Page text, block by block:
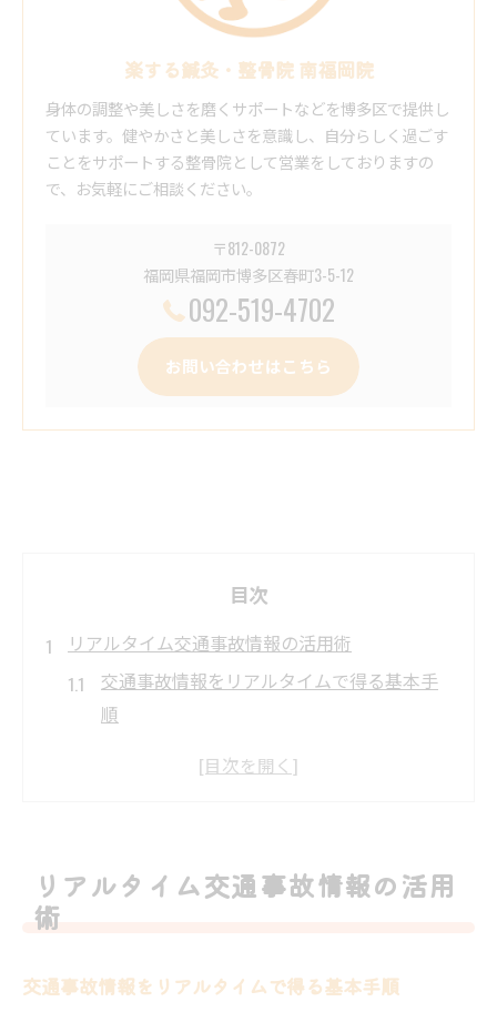
楽する鍼灸・整骨院 南福岡院
身体の調整や美しさを磨くサポートなどを博多区で提供し
ています。健やかさと美しさを意識し、自分らしく過ごす
ことをサポートする整骨院として営業をしておりますの
で、お気軽にご相談ください。
〒812-0872
福岡県福岡市博多区春町3-5-12
092-519-4702
お問い合わせはこちら
目次
リアルタイム交通事故情報の活用術
交通事故情報をリアルタイムで得る基本手
順
リアルタイム交通事故情報の正確な調べ方
ト
リアルタイム交通事故情報の活用
術
交通事故情報をリアルタイムで得る基本手順